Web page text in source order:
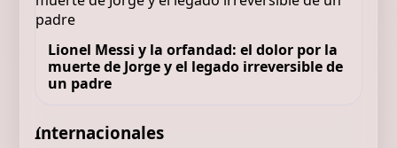
Lionel Messi y la orfandad: el dolor por la
muerte de Jorge y el legado irreversible de
un padre
Internacionales